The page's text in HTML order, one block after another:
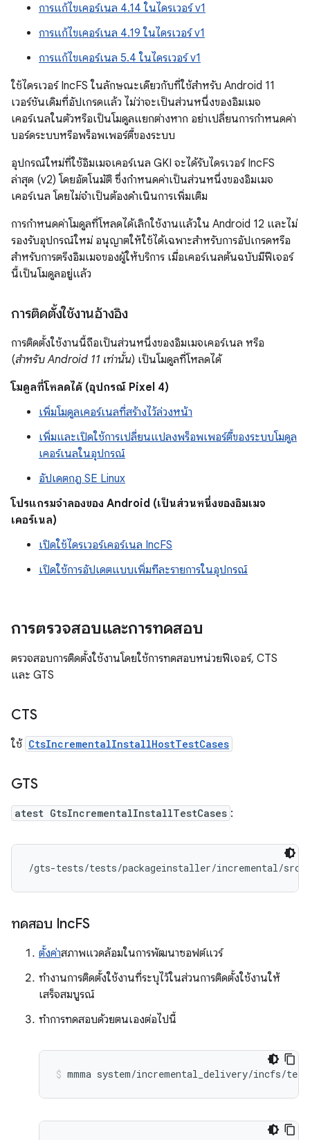
การแก้ไขเคอร์เนล 4.14 ในไดรเวอร์ v1
การแก้ไขเคอร์เนล 4.19 ในไดรเวอร์ v1
การแก้ไขเคอร์เนล 5.4 ในไดรเวอร์ v1
ใช้ไดรเวอร์ IncFS ในลักษณะเดียวกับที่ใช้สำหรับ Android 11
เวอร์ชันเดิมที่อัปเกรดแล้ว ไม่ว่าจะเป็นส่วนหนึ่งของอิมเมจ
เคอร์เนลในตัวหรือเป็นโมดูลแยกต่างหาก อย่าเปลี่ยนการกำหนดค่า
บอร์ดระบบหรือพร็อพเพอร์ตี้ของระบบ
อุปกรณ์ใหม่ที่ใช้อิมเมจเคอร์เนล GKI จะได้รับไดรเวอร์ IncFS
ล่าสุด (v2) โดยอัตโนมัติ ซึ่งกำหนดค่าเป็นส่วนหนึ่งของอิมเมจ
เคอร์เนล โดยไม่จำเป็นต้องดำเนินการเพิ่มเติม
การกำหนดค่าโมดูลที่โหลดได้เลิกใช้งานแล้วใน Android 12 และไม่
รองรับอุปกรณ์ใหม่ อนุญาตให้ใช้ได้เฉพาะสำหรับการอัปเกรดหรือ
สำหรับการตรึงอิมเมจของผู้ให้บริการ เมื่อเคอร์เนลต้นฉบับมีฟีเจอร์
นี้เป็นโมดูลอยู่แล้ว
การติดตั้งใช้งานอ้างอิง
การติดตั้งใช้งานนี้ถือเป็นส่วนหนึ่งของอิมเมจเคอร์เนล หรือ
(สำหรับ Android 11 เท่านั้น) เป็นโมดูลที่โหลดได้
โมดูลที่โหลดได้ (อุปกรณ์ Pixel 4)
เพิ่มโมดูลเคอร์เนลที่สร้างไว้ล่วงหน้า
เพิ่มและเปิดใช้การเปลี่ยนแปลงพร็อพเพอร์ตี้ของระบบโมดูล
เคอร์เนลในอุปกรณ์
อัปเดตกฎ SE Linux
โปรแกรมจำลองของ Android (เป็นส่วนหนึ่งของอิมเมจ
เคอร์เนล)
เปิดใช้ไดรเวอร์เคอร์เนล IncFS
เปิดใช้การอัปเดตแบบเพิ่มทีละรายการในอุปกรณ์
การตรวจสอบและการทดสอบ
ตรวจสอบการติดตั้งใช้งานโดยใช้การทดสอบหน่วยฟีเจอร์, CTS
และ GTS
CTS
ใช้ CtsIncrementalInstallHostTestCases
GTS
atest GtsIncrementalInstallTestCases :
/gts-tests/tests/packageinstaller/incremental/src/
ทดสอบ IncFS
ตั้งค่าสภาพแวดล้อมในการพัฒนาซอฟต์แวร์
ทํางานการติดตั้งใช้งานที่ระบุไว้ในส่วนการติดตั้งใช้งานให้
เสร็จสมบูรณ์
ทำการทดสอบด้วยตนเองต่อไปนี้
mmma system/incremental_delivery/incfs/